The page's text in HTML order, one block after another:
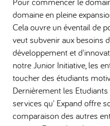
domaine en pleine
Cela ouvre un éventail de
veut subvenir aux besoins
développement et
notre Junior Initiative, les
toucher des étudiants
Dernièrement les
services qu' Expand offre
comparaison des autres